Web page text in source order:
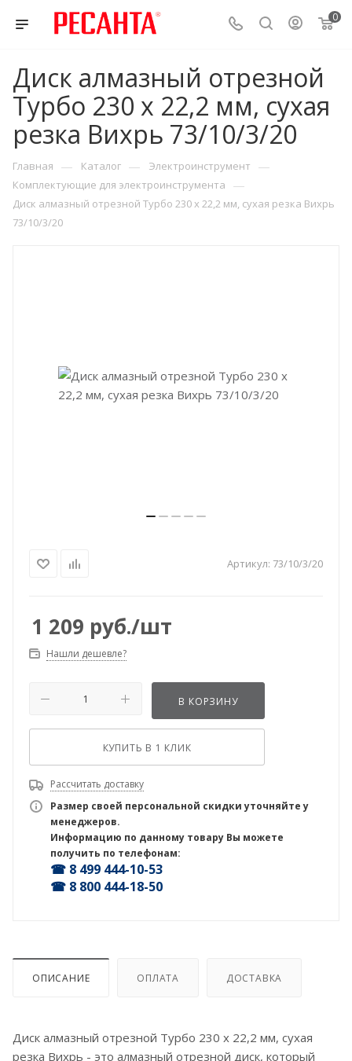
0
Диск алмазный отрезной
Турбо 230 х 22,2 мм, сухая
резка Вихрь 73/10/3/20
Главная — Каталог — Электроинструмент —
Комплектующие для электроинструмента —
Диск алмазный отрезной Турбо 230 х 22,2 мм, сухая резка Вихрь
73/10/3/20
Артикул: 73/10/3/20
1 209 руб./шт
Нашли дешевле?
В КОРЗИНУ
КУПИТЬ В 1 КЛИК
Рассчитать доставку
Размер своей персональной скидки уточняйте у
менеджеров.
Информацию по данному товару Вы можете
получить по телефонам:
☎ 8 499 444-10-53
☎ 8 800 444-18-50
ОПИСАНИЕ ОПЛАТА ДОСТАВКА
Диск алмазный отрезной Турбо 230 х 22,2 мм, сухая
резка Вихрь - это алмазный отрезной диск, который